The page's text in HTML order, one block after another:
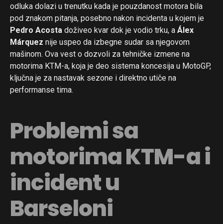
odluka dolazi u trenutku kada je pouzdanost motora bila
pod znakom pitanja, posebno nakon incidenta u kojem je
Pedro Acosta doživeo kvar dok je vodio trku, a Álex
Márquez nije uspeo da izbegne sudar sa njegovom
mašinom. Ova vest o dozvoli za tehničke izmene na
motorima KTM-a, koja je deo sistema koncesija u MotoGP,
ključna je za nastavak sezone i direktno utiče na
performanse tima.
Problemi sa
motorima KTM-a i
incident u
Barseloni